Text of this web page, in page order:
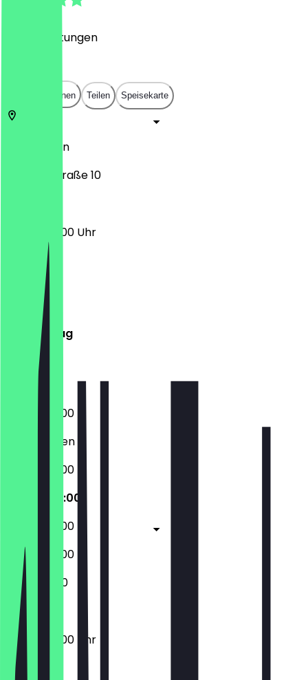
Bewertungen
In App öffnen Teilen Speisekarte
Berlin
Mainzer Straße 10
03:00 - 22:00 Uhr
Montag
Dienstag
Mittwoch
Donnerstag
Freitag
Samstag
Sonntag
03:00 - 22:00
Geschlossen
03:00 - 22:00
03:00 - 22:00
03:00 - 22:00
02:00 - 22:00
12:00 - 21:00
03:00 - 22:00 Uhr